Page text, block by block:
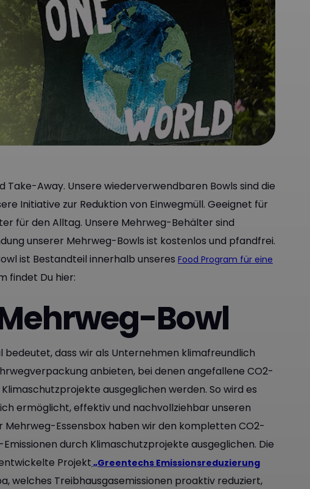
Away. Unsere wiederverwendbaren Bowls sind die
Initiative zur Reduktion von Einwegmüll. Geeignet für
für den Alltag. Unsere Mehrweg-Behälter sind
unserer Mehrweg-Bowls ist kostenlos und pfandfrei.
ist Bestandteil innerhalb unseres Food Program für eine
findet Du hier:
Bowl
dass wir als Unternehmen klimafreundlich
anbieten, bei denen angefallene CO2-
ausgeglichen werden. So wird es
ermöglicht, effektiv und nachvollziehbar unseren
Essensbox haben wir den kompletten CO2-
durch Klimaschutzprojekte ausgeglichen. Die
Projekt „Greentechs Emissionsreduzierung
welches Treibhausgasemissionen proaktiv reduziert,